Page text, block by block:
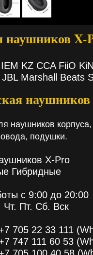
наушников X-
KZ CCA FiiO
Marshall Beats
наушников
подушки.
X-Pro
Гибридные
с 9:00 до 20:00
Чт. Пт. Сб. Вск
705 22 33 111
747 111 60 53